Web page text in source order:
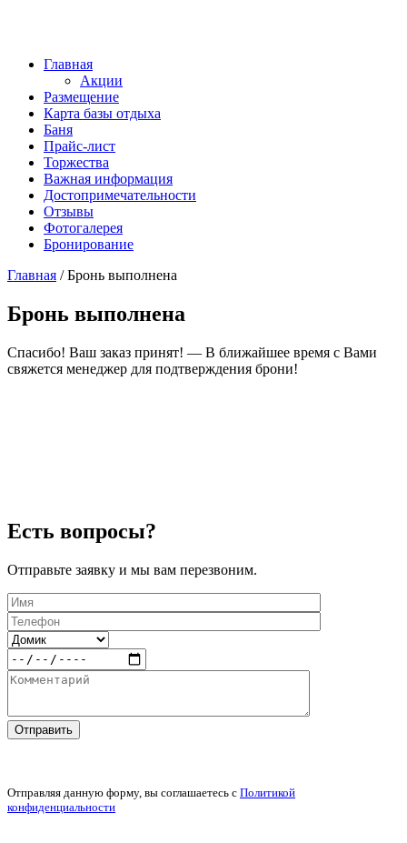
Главная
Акции
Размещение
Карта базы отдыха
Баня
Прайс-лист
Торжества
Важная информация
Достопримечательности
Отзывы
Фотогалерея
Бронирование
Главная /Бронь выполнена
Бронь выполнена
Спасибо! Ваш заказ принят! — В ближайшее время с Вами
свяжется менеджер для подтверждения брони!
Есть вопросы?
Отправьте заявку и мы вам перезвоним.
Отправляя данную форму, вы соглашаетесь c Политикой
конфиденциальности